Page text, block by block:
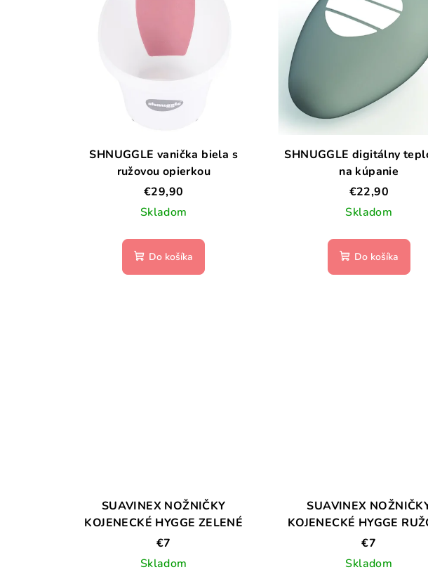
SHNUGGLE vanička biela s
ružovou opierkou
€29,90
Skladom
Do košíka
SHNUGGLE digitálny
na kúpanie
€22,90
Skladom
Do košíka
SUAVINEX NOŽNIČKY
KOJENECKÉ HYGGE ZELENÉ
€7
Skladom
SUAVINEX
KOJENECKÉ HYGGE
€7
Skladom